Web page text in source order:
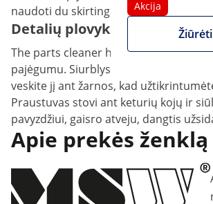
Akcija
naudoti du skirtingus tirpiklius
Detalių plovykloje galite
The parts cleaner has a capacity of
pajėgumu. Siurblys veikia 2.7-3.6 l/
veskite jį ant žarnos, kad
Praustuvas stovi ant keturių kojų ir
pavyzdžiui, gaisro atveju, dangtis
Apie prekės ženklą